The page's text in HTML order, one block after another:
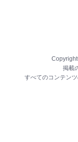
掲載
すべてのコンテン